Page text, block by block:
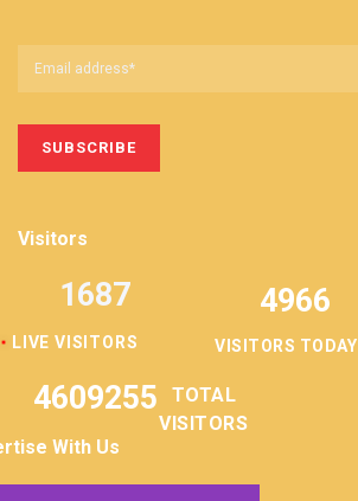
Visitors
LIVE VISITORS
1687 4966
VISITORS TODAY
4609255
TOTAL
VISITORS
With Us